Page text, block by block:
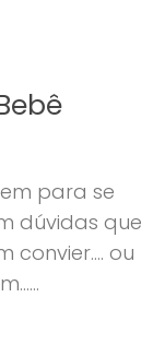
para se
dúvidas que
convier…. ou